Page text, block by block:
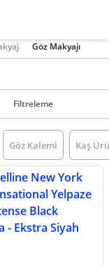
Göz Makyajı
Filtreleme
Göz Kalemi Kaş